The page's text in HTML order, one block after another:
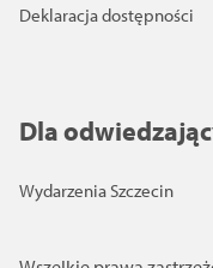
Deklaracja dostępności
Dla
Wydarzenia Szczecin